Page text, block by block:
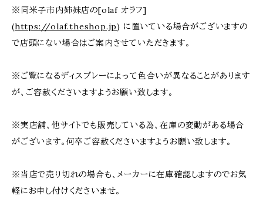
※同米子市内姉妹店の[olaf オラフ]
(https://olaf.theshop.jp) に置いている場合がございますの
で店頭にない場合はご案内させていただきます。
※ご覧になるディスプレーによって色合いが異なることがあります
が、ご容赦くださいますようお願い致します。
※実店舗、他サイトでも販売している為、在庫の変動がある場合
がございます。何卒ご容赦くださいますようお願い致します。
※当店で売り切れの場合も、メーカーに在庫確認しますのでお気
軽にお申し付けくださいませ。